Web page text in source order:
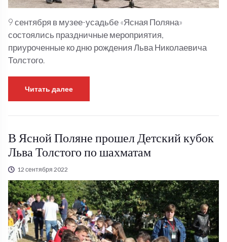
9 сентября в музее-усадьбе «Ясная Поляна»
состоялись праздничные мероприятия,
приуроченные ко дню рождения Льва Николаевича
Толстого.
Читать далее
В Ясной Поляне прошел Детский кубок
Льва Толстого по шахматам
12 сентября 2022